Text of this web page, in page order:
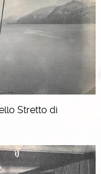
Stretto di